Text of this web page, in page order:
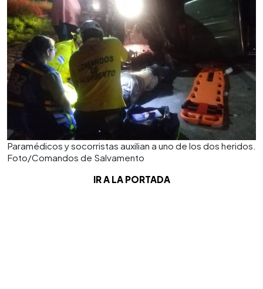
Paramédicos y socorristas auxilian a uno de los dos heridos.
Foto/Comandos de Salvamento
IR A LA PORTADA